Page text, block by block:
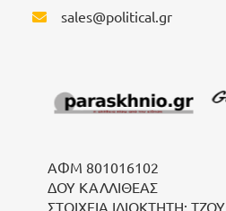
sales@political.gr
ΑΦΜ 801016102
ΔΟΥ ΚΑΛΛΙΘΕΑΣ
ΣΤΟΙΧΕΙΑ ΙΔΙΟΚΤΗΤΗ: